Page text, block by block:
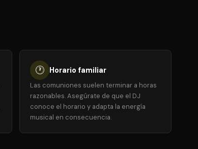
🕐 Horario familiar
Las comuniones suelen terminar a horas
razonables. Asegúrate de que el DJ
conoce el horario y adapta la energía
musical en consecuencia.